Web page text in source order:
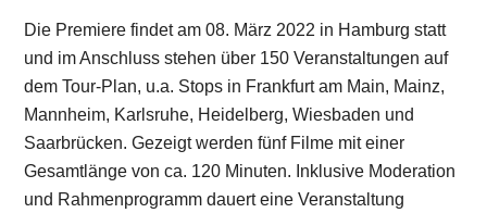
Die Premiere findet am 08. März 2022 in Hamburg statt
und im Anschluss stehen über 150 Veranstaltungen auf
dem Tour-Plan, u.a. Stops in Frankfurt am Main, Mainz,
Mannheim, Karlsruhe, Heidelberg, Wiesbaden und
Saarbrücken. Gezeigt werden fünf Filme mit einer
Gesamtlänge von ca. 120 Minuten. Inklusive Moderation
und Rahmenprogramm dauert eine Veranstaltung